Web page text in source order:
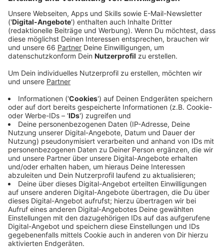
städtebaulichen Ideen-Wettbewerb auf den Weg
bringen. Rund 20 Architektenteams sollen dann
ihre Vorschläge für die beiden möglichen
Standorte einreichen.
Veröffentlicht:Montag, 22.08.2022 15:06
Anzeige
Das ist entweder der ehemalige Kaufhof am Wehrhahn
oder der jetzige Opern-Standort an der Heinrich-
Heine-Allee. Die Teams sollen nicht nur planen, wie das
Gebäude dort aussehen könnte. Sondern auch, wie es
die jeweilige Umgebung beeinflussen würde. Also zum
Beispiel Hofgarten und Kö oder den Einzelhandel am
Wehrhahn. Parallel soll untersucht werden, wie eine
neue Oper als "Place to be" auch für Nicht-
Operngänger werden könnte. Im September soll der
Stadtrat den Wettbewerb offiziell beschließen. Erste
Ergebnisse soll es Anfang 2023 geben. Bis zum